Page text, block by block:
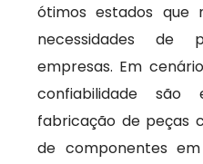
ótimos estados que
necessidades de
empresas. Em
confiabilidade são
fabricação de peças
de componentes